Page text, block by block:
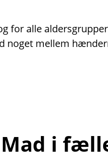
for alle
noget mellem
Mad i